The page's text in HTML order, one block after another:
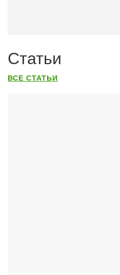
Статьи
ВСЕ СТАТЬИ